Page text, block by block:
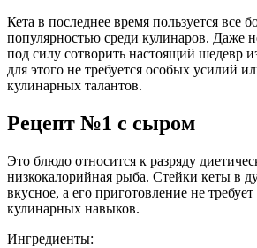
Кета в последнее время пользуется все
популярностью среди кулинаров. Даже
под силу сотворить настоящий шедевр
для этого не требуется особых усилий
кулинарных талантов.
Рецепт №1 с сыром
Это блюдо относится к разряду
низкокалорийная рыба. Стейки кеты в
вкусное, а его приготовление не
кулинарных навыков.
Ингредиенты: